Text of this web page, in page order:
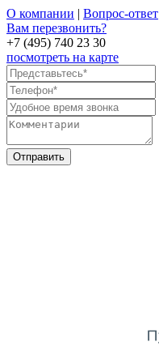
О компании | Вопрос-ответ
Вам перезвонить?
+7 (495) 740 23 30
посмотреть на карте